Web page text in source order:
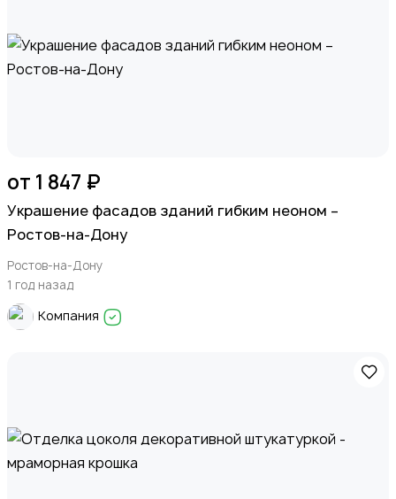
от 1 847 ₽
Украшение фасадов зданий гибким неоном –
Ростов-на-Дону
Ростов-на-Дону
1 год назад
Компания